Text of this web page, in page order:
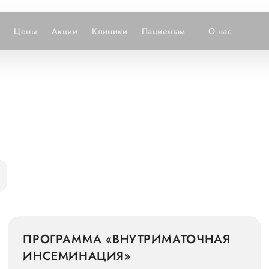
Цены Акции Клиники Пациентам О нас
ПРОГРАММА «ВНУТРИМАТОЧНАЯ
ИНСЕМИНАЦИЯ»